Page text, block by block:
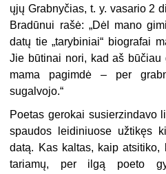
ųjų Grabnyčias, t. y. vasario 2
Bradūnui rašė: „Dėl mano
datų tie „tarybiniai“ biografai
Jie būtinai nori, kad aš būčiau
mama pagimdė – per
sugalvojo.“
Poetas gerokai susierzindavo
spaudos leidiniuose užtikęs
datą. Kas kaltas, kaip
tariamų, per ilgą poeto